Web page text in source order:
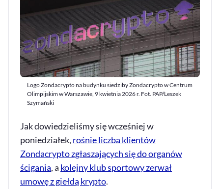
Logo Zondacrypto na budynku siedziby Zondacrypto w Centrum
Olimpijskim w Warszawie, 9 kwietnia 2026 r. Fot. PAP/Leszek
Szymański
Jak dowiedzieliśmy się wcześniej w
poniedziałek, rośnie liczba klientów
Zondacrypto zgłaszających się do organów
ścigania, a kolejny klub sportowy zerwał
umowę z giełdą krypto.